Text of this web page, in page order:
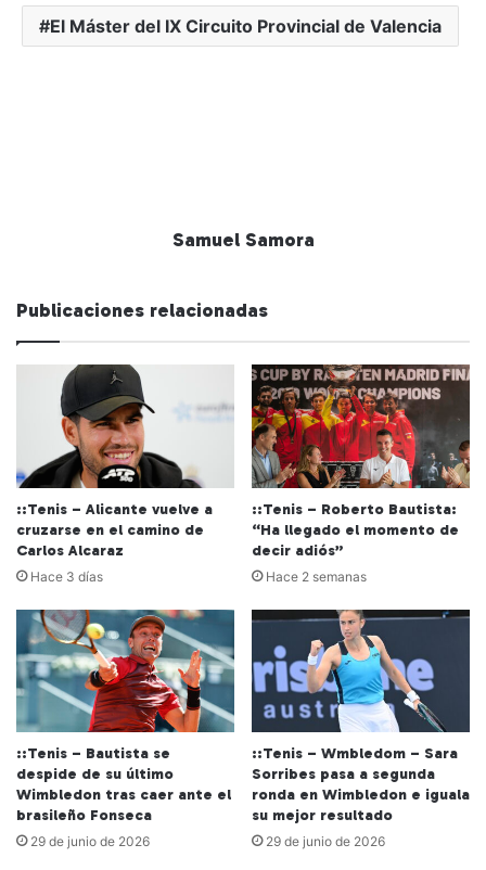
El Máster del IX Circuito Provincial de Valencia
Samuel Samora
Publicaciones relacionadas
::Tenis – Alicante vuelve a
cruzarse en el camino de
Carlos Alcaraz
Hace 3 días
::Tenis – Roberto Bautista:
“Ha llegado el momento de
decir adiós”
Hace 2 semanas
::Tenis – Bautista se
despide de su último
Wimbledon tras caer ante el
brasileño Fonseca
29 de junio de 2026
::Tenis – Wmbledom – Sara
Sorribes pasa a segunda
ronda en Wimbledon e iguala
su mejor resultado
29 de junio de 2026